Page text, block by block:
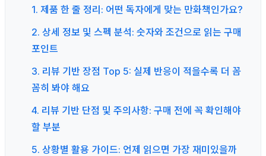
1. 제품 한 줄 정리: 어떤 독자에게 맞는 만화책인가요?
2. 상세 정보 및 스펙 분석: 숫자와 조건으로 읽는 구매
포인트
3. 리뷰 기반 장점 Top 5: 실제 반응이 적을수록 더 꼼
꼼히 봐야 해요
4. 리뷰 기반 단점 및 주의사항: 구매 전에 꼭 확인해야
할 부분
5. 상황별 활용 가이드: 언제 읽으면 가장 재미있을까